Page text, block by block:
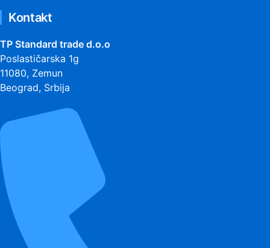
Kontakt
TP Standard trade d.o.o
Poslastičarska 1g
11080, Zemun
Beograd, Srbija